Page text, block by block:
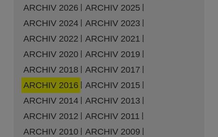
ARCHIV 2026
ARCHIV 2025
ARCHIV 2024
ARCHIV 2023
ARCHIV 2022
ARCHIV 2021
ARCHIV 2020
ARCHIV 2019
ARCHIV 2018
ARCHIV 2017
ARCHIV 2016
ARCHIV 2015
ARCHIV 2014
ARCHIV 2013
ARCHIV 2012
ARCHIV 2011
ARCHIV 2010
ARCHIV 2009